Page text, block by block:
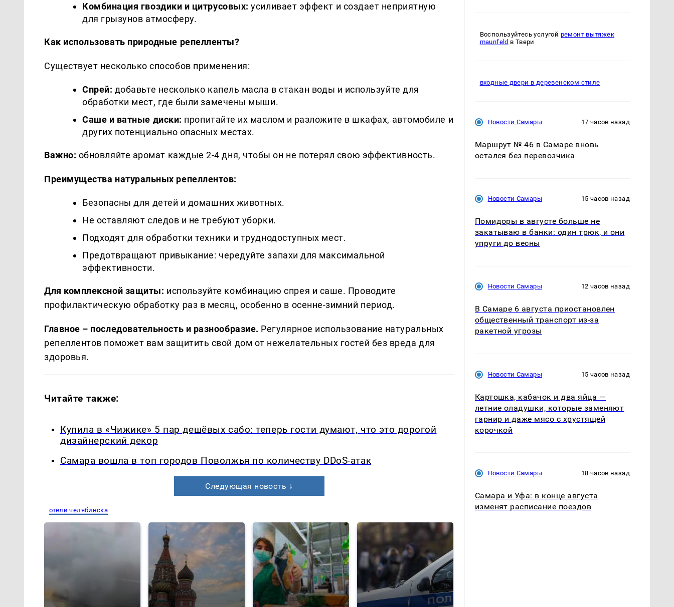
Комбинация гвоздики и цитрусовых: усиливает эффект и создает неприятную
для грызунов атмосферу.
Как использовать природные репелленты?
Существует несколько способов применения:
Спрей: добавьте несколько капель масла в стакан воды и используйте для
обработки мест, где были замечены мыши.
Саше и ватные диски: пропитайте их маслом и разложите в шкафах, автомобиле и
других потенциально опасных местах.
Важно: обновляйте аромат каждые 2-4 дня, чтобы он не потерял свою эффективность.
Преимущества натуральных репеллентов:
Безопасны для детей и домашних животных.
Не оставляют следов и не требуют уборки.
Подходят для обработки техники и труднодоступных мест.
Предотвращают привыкание: чередуйте запахи для максимальной
эффективности.
Для комплексной защиты: используйте комбинацию спрея и саше. Проводите
профилактическую обработку раз в месяц, особенно в осенне-зимний период.
Главное – последовательность и разнообразие. Регулярное использование натуральных
репеллентов поможет вам защитить свой дом от нежелательных гостей без вреда для
здоровья.
Читайте также:
Купила в «Чижике» 5 пар дешёвых сабо: теперь гости думают, что это дорогой
дизайнерский декор
Самара вошла в топ городов Поволжья по количеству DDoS-атак
Следующая новость ↓
отели челябинска
Воспользуйтесь услугой ремонт вытяжек
maunfeld в Твери
входные двери в деревенском стиле
Новости Самары 17 часов назад
Маршрут № 46 в Самаре вновь
остался без перевозчика
Новости Самары 15 часов назад
Помидоры в августе больше не
закатываю в банки: один трюк, и они
упруги до весны
Новости Самары 12 часов назад
В Самаре 6 августа приостановлен
общественный транспорт из-за
ракетной угрозы
Новости Самары 15 часов назад
Картошка, кабачок и два яйца —
летние оладушки, которые заменяют
гарнир и даже мясо с хрустящей
корочкой
Новости Самары 18 часов назад
Самара и Уфа: в конце августа
изменят расписание поездов